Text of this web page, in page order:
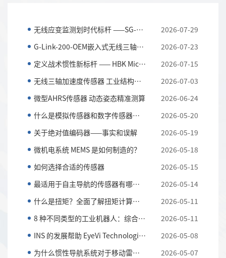
无线应变监测划时代标杆 ——SG-LINK-200三通道无线应...
2026-07-29
G-Link-200-OEM嵌入式无线三轴加速度传感器 全工况振...
2026-07-23
定义战术惯性新标杆 —— HBK MicroStrain 3DM-CV7-AH...
2026-07-15
无线三轴加速度传感器 工业结构与设备振动监测利器
2026-07-03
微型AHRS传感器 动态姿态精准测算
2026-06-24
什么是模拟传感器和数字传感器？以及它们的主要区别
2026-05-20
关于绝对值编码器——事实和误解
2026-05-19
微机电系统 MEMS 是如何制造的？
2026-05-18
如何选择合适的传感器
2026-05-15
最适用于自主导航的传感器有哪些？
2026-05-14
什么是扭矩？全面了解扭矩计算和应用知识
2026-05-11
8 种不同类型的工业机器人：综合指南
2026-05-11
INS 的发展帮助 EyeVi Technologies 实现可扩展的道路...
2026-05-08
为什么惯性导航系统对于移动雷达系统至关重要
2026-05-07